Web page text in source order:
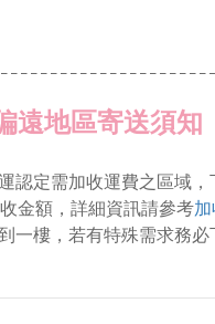
遠地區寄送須知
認定需加收運費之區域，
金額，詳細資訊請參考
一樓，若有特殊需求務必